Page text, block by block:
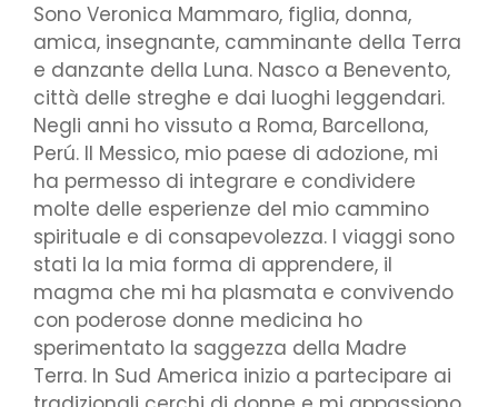
Sono Veronica Mammaro, figlia, donna,
amica, insegnante, camminante della Terra
e danzante della Luna. Nasco a Benevento,
città delle streghe e dai luoghi leggendari.
Negli anni ho vissuto a Roma, Barcellona,
Perú. Il Messico, mio paese di adozione, mi
ha permesso di integrare e condividere
molte delle esperienze del mio cammino
spirituale e di consapevolezza. I viaggi sono
stati la la mia forma di apprendere, il
magma che mi ha plasmata e convivendo
con poderose donne medicina ho
sperimentato la saggezza della Madre
Terra. In Sud America inizio a partecipare ai